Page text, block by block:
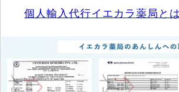
個人輸入代行イエカラ薬局と